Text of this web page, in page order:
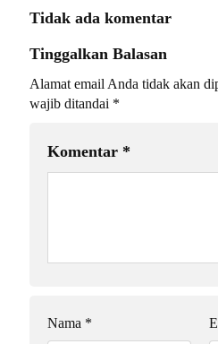
Tidak ada komentar
Tinggalkan Balasan
Alamat email Anda tidak akan
wajib ditandai *
Komentar *
Nama *